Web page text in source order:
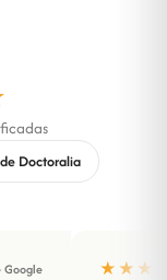
Doctoralia
Google